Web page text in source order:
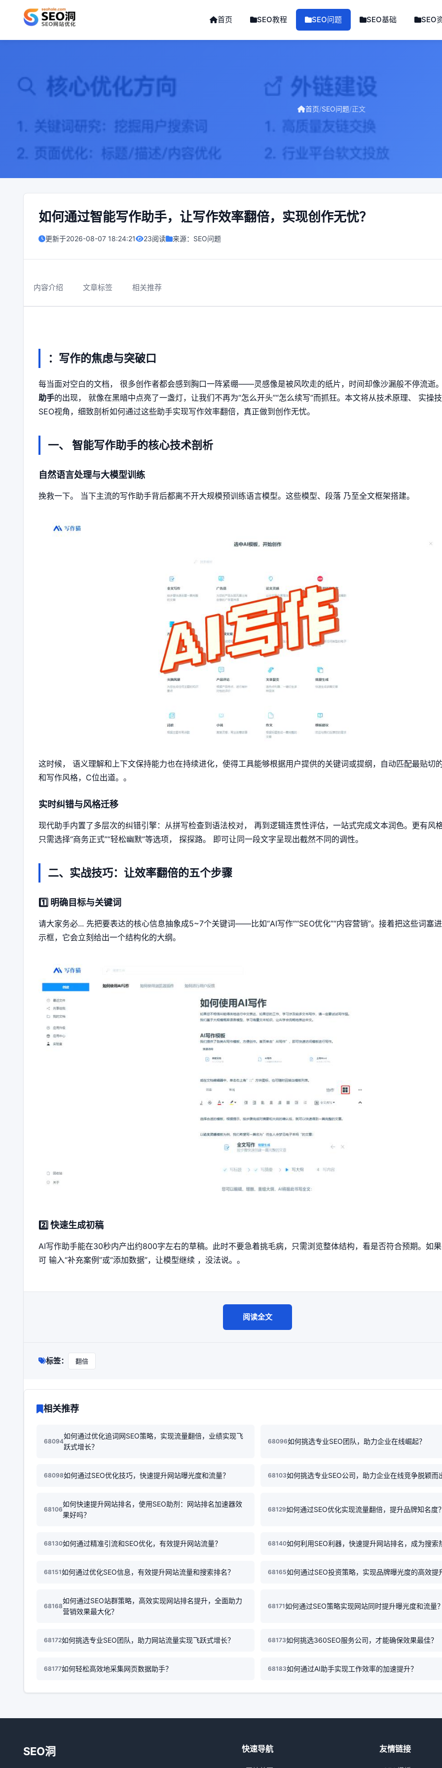
首页 SEO教程 SEO问题 SEO基础 SEO
首页/SEO问题/正文
如何通过智能写作助手，让写作效率翻倍，实现创作无忧？
更新于2026-08-07 18:24:21 23阅读 来源： SEO问题
内容介绍 文章标签 相关推荐
：写作的焦虑与突破口
每当面对空白的文档， 很多创作者都会感到胸口一阵紧绷——灵感像是被风吹走的纸片，时间却像沙漏般不停流逝。
助手的出现， 就像在黑暗中点亮了一盏灯，让我们不再为“怎么开头”“怎么续写”而抓狂。本文将从技术原理、 实操
SEO视角，细致剖析如何通过这些助手实现写作效率翻倍，真正做到创作无忧。
一、 智能写作助手的核心技术剖析
自然语言处理与大模型训练
挽救一下。 当下主流的写作助手背后都离不开大规模预训练语言模型。这些模型、段落 乃至全文框架搭建。
这时候， 语义理解和上下文保持能力也在持续进化，使得工具能够根据用户提供的关键词或提纲，自动匹配最贴切
和写作风格，C位出道。。
实时纠错与风格迁移
现代助手内置了多层次的纠错引擎：从拼写检查到语法校对， 再到逻辑连贯性评估，一站式完成文本润色。更有风
只需选择“商务正式”“轻松幽默”等选项， 探探路。 即可让同一段文字呈现出截然不同的调性。
二、实战技巧：让效率翻倍的五个步骤
1️⃣ 明确目标与关键词
请大家务必... 先把要表达的核心信息抽象成5~7个关键词——比如“AI写作”“SEO优化”“内容营销”。接着把这些词塞
示框，它会立刻给出一个结构化的大纲。
2️⃣ 快速生成初稿
AI写作助手能在30秒内产出约800字左右的草稿。此时不要急着挑毛病，只需浏览整体结构，看是否符合预期。如果
可 输入“补充案例”或“添加数据”，让模型继续 ，没法说。。
阅读全文
标签： 翻倍
相关推荐
68094
如何通过优化追词网SEO策略，实现流量翻倍，业绩实现飞
跃式增长？
68096如何挑选专业SEO团队，助力企业在线崛起？
68098如何通过SEO优化技巧，快速提升网站曝光度和流量？ 68103如何挑选专业SEO公司，助力企业在线竞争脱颖而
68106
如何快速提升网站排名，使用SEO助剂：网站排名加速器效
果好吗？
68129如何通过SEO优化实现流量翻倍，提升品牌知名度？
68130如何通过精准引流和SEO优化，有效提升网站流量？ 68140如何利用SEO利器，快速提升网站排名，成为搜索
68151如何通过优化SEO信息，有效提升网站流量和搜索排名？ 68165如何通过SEO投资策略，实现品牌曝光度的高效提
68168
如何通过SEO站群策略，高效实现网站排名提升，全面助力
营销效果最大化？
68171如何通过SEO策略实现网站同时提升曝光度和流量？
68172如何挑选专业SEO团队，助力网站流量实现飞跃式增长？ 68173如何挑选360SEO服务公司，才能确保效果最佳？
68177如何轻松高效地采集网页数据助手？ 68183如何通过AI助手实现工作效率的加速提升？
SEO洞 快速导航 友情链接